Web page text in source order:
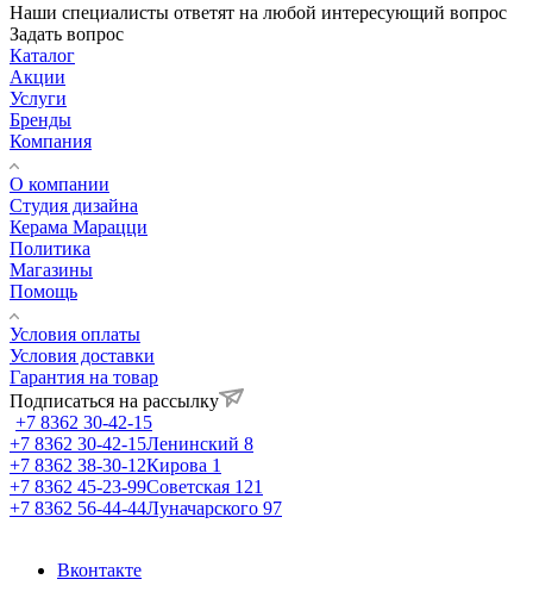
Наши специалисты ответят на любой интересующий вопрос
Задать вопрос
Каталог
Акции
Услуги
Бренды
Компания
О компании
Студия дизайна
Керама Марацци
Политика
Магазины
Помощь
Условия оплаты
Условия доставки
Гарантия на товар
Подписаться на рассылку
+7 8362 30-42-15
+7 8362 30-42-15Ленинский 8
+7 8362 38-30-12Кирова 1
+7 8362 45-23-99Советская 121
+7 8362 56-44-44Луначарского 97
Вконтакте